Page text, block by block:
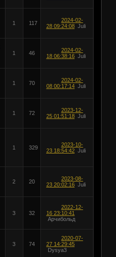
1 117
2024-02-
28 09:24:08 Juli
1 46
2024-02-
18 06:38:16 Juli
1 70
2024-02-
08 00:17:14 Juli
1
72
2023-12-
25 01:51:18 Juli
1 329
2023-10-
23 18:54:42 Juli
2
20
2023-08-
23 20:02:16 Juli
3 32
2022-12-
16 23:10:41
Арчибольд
3 74
2020-07-
27 14:29:45
Dysya3